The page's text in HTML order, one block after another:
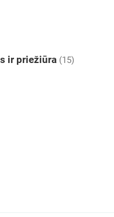
ir priežiūra (15)